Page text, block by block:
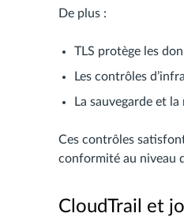
De plus :
TLS protège les
Les contrôles
La sauvegarde et
Ces contrôles
conformité au niveau
CloudTrail et